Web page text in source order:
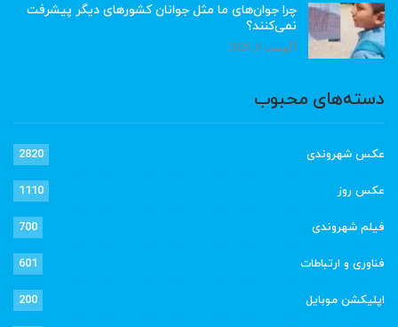
چرا جوان‌های ما مثل جوانان کشورهای دیگر پیشرفت
نمی‌کنند؟
آگوست 6, 2026
دسته‌های محبوب
عکس شهروندی 2820
عکس روز 1110
فیلم شهروندی 700
فناوری و ارتباطات 601
اپلیکشن موبایل 200